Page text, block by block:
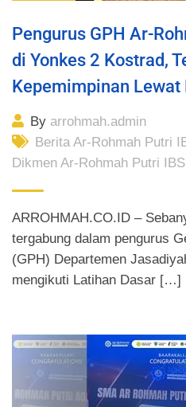
Pengurus GPH Ar-
di Yonkes 2 Kostrad,
Kepemimpinan Lewat
By arrohmah.admin
Berita Ar-Rohmah Putri
Dikmen Ar-Rohmah Putri IBS
ARROHMAH.CO.ID –
tergabung dalam pengurus
(GPH) Departemen
mengikuti Latihan Dasar […]